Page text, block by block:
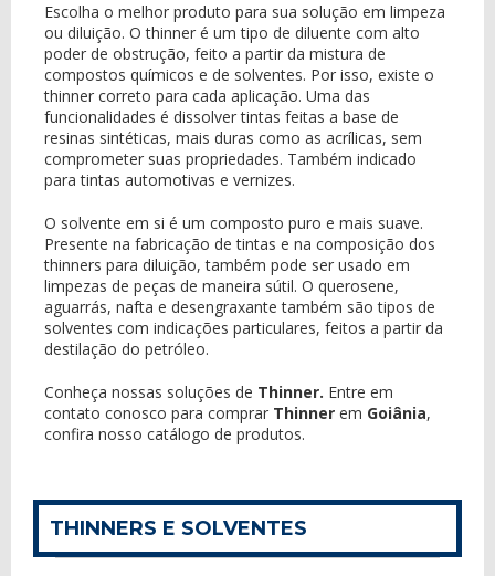
Escolha o melhor produto para sua solução em limpeza
ou diluição. O thinner é um tipo de diluente com alto
poder de obstrução, feito a partir da mistura de
compostos químicos e de solventes. Por isso, existe o
thinner correto para cada aplicação. Uma das
funcionalidades é dissolver tintas feitas a base de
resinas sintéticas, mais duras como as acrílicas, sem
comprometer suas propriedades. Também indicado
para tintas automotivas e vernizes.
O solvente em si é um composto puro e mais suave.
Presente na fabricação de tintas e na composição dos
thinners para diluição, também pode ser usado em
limpezas de peças de maneira sútil. O querosene,
aguarrás, nafta e desengraxante também são tipos de
solventes com indicações particulares, feitos a partir da
destilação do petróleo.
Conheça nossas soluções de Thinner. Entre em
contato conosco para comprar Thinner em Goiânia,
confira nosso catálogo de produtos.
THINNERS E SOLVENTES